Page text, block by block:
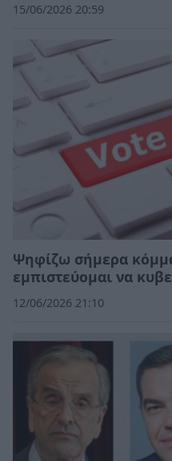
15/06/2026 20:59
Ψηφίζω σήμερα
εμπιστεύομαι να
12/06/2026 21:10